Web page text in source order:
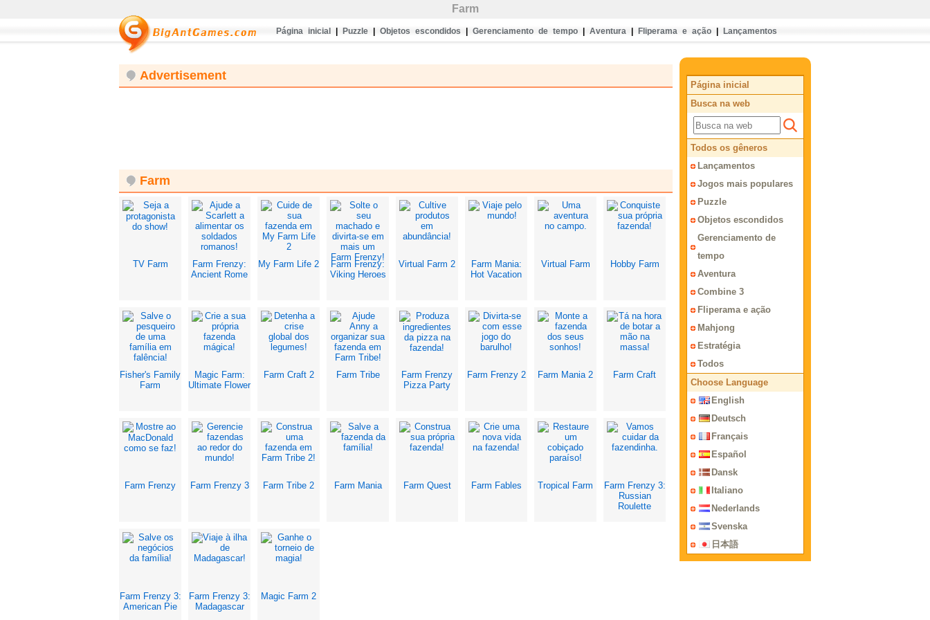
Farm
Página inicial Puzzle Objetos escondidos Gerenciamento de tempo Aventura Fliperama e ação Lançamentos
Advertisement
Farm
TV Farm
Farm Frenzy:
Ancient Rome
My Farm Life 2
Farm Frenzy:
Viking Heroes
Virtual Farm 2
Farm Mania:
Hot Vacation
Virtual Farm Hobby Farm
Fisher's Family
Farm
Magic Farm:
Ultimate Flower
Farm Craft 2 Farm Tribe
Farm Frenzy
Pizza Party
Farm Frenzy 2 Farm Mania 2 Farm Craft
Farm Frenzy Farm Frenzy 3 Farm Tribe 2 Farm Mania Farm Quest Farm Fables Tropical Farm
Farm Frenzy 3:
Russian
Roulette
Farm Frenzy 3:
American Pie
Farm Frenzy 3:
Madagascar
Magic Farm 2
Página inicial
Busca na web
Todos os gêneros
Lançamentos
Jogos mais populares
Puzzle
Objetos escondidos
Gerenciamento de
tempo
Aventura
Combine 3
Fliperama e ação
Mahjong
Estratégia
Todos
Choose Language
English
Deutsch
Français
Español
Dansk
Italiano
Nederlands
Svenska
日本語